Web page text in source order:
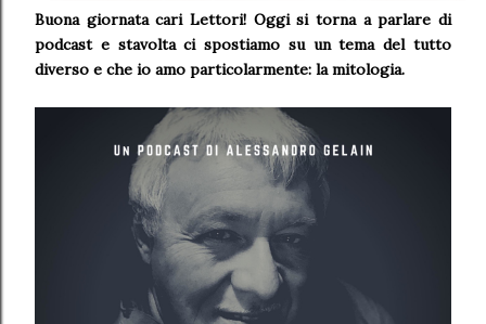
Buona giornata cari Lettori! Oggi si torna a parlare di
podcast e stavolta ci spostiamo su un tema del tutto
diverso e che io amo particolarmente: la mitologia.